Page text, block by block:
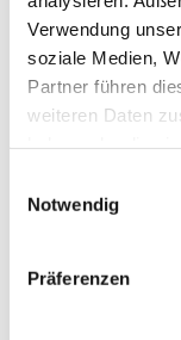
Verwendung
soziale Medien,
Partner führen
weiteren Daten
Notwendig
Präferenzen